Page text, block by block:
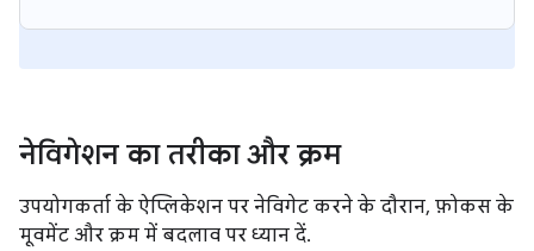
नेविगेशन का तरीका और क्रम
उपयोगकर्ता के ऐप्लिकेशन पर नेविगेट करने के दौरान, फ़ोकस के
मूवमेंट और क्रम में बदलाव पर ध्यान दें.